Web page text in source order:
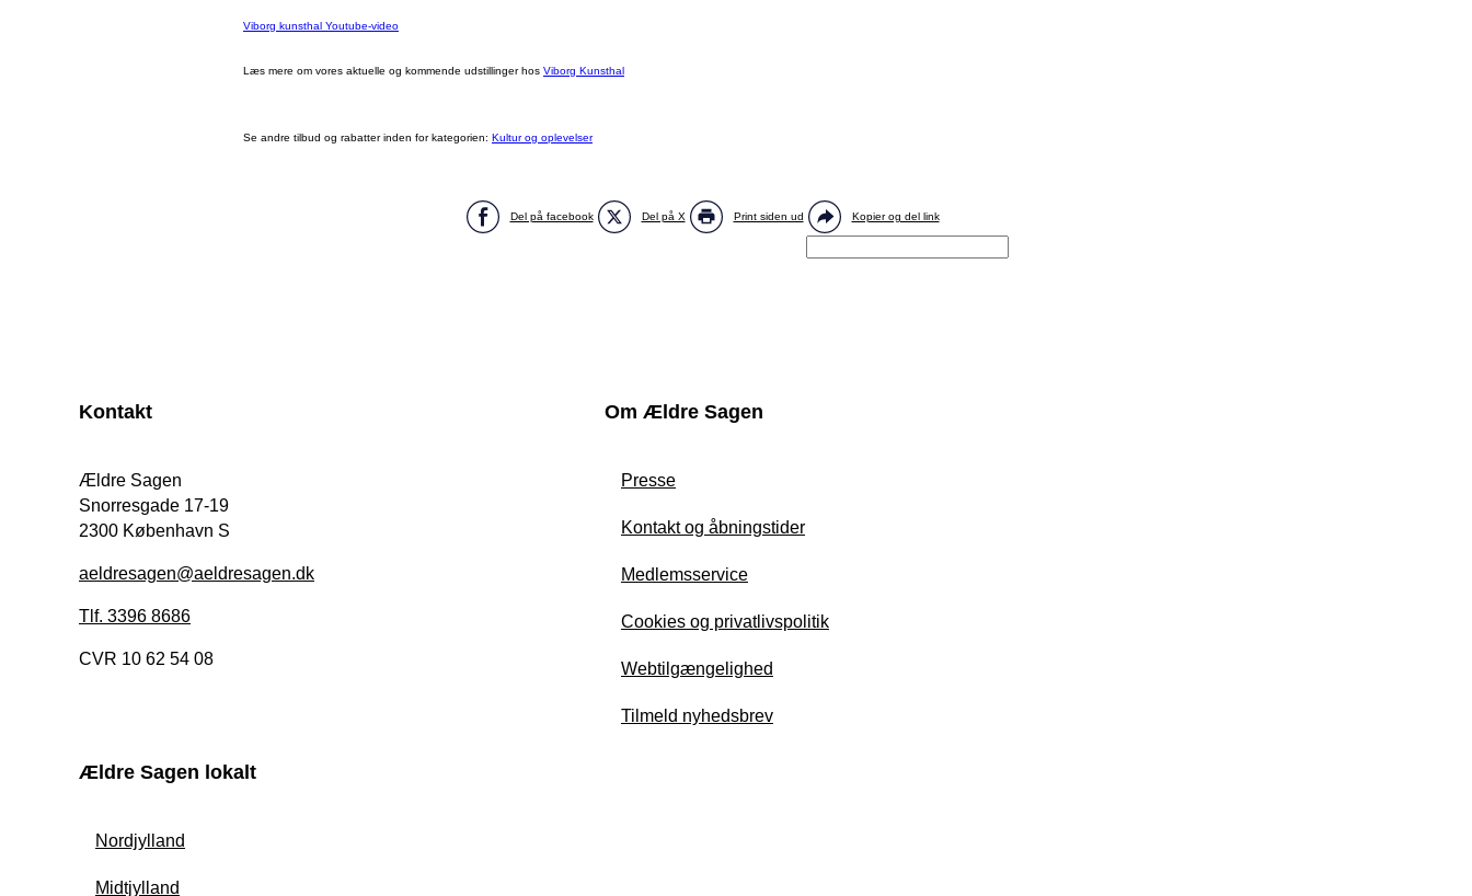
Viborg kunsthal Youtube-video
Læs mere om vores aktuelle og kommende udstillinger hos Viborg Kunsthal
Se andre tilbud og rabatter inden for kategorien: Kultur og oplevelser
Del på facebook Del på X Print siden ud Kopier og del link
Kontakt
Ældre Sagen
Snorresgade 17-19
2300 København S
aeldresagen@aeldresagen.dk
Tlf. 3396 8686
CVR 10 62 54 08
Om Ældre Sagen
Presse
Kontakt og åbningstider
Medlemsservice
Cookies og privatlivspolitik
Webtilgængelighed
Tilmeld nyhedsbrev
Ældre Sagen lokalt
Nordjylland
Midtjylland